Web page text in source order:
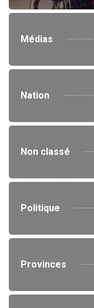
Médias
Nation
Non classé
Politique
Provinces